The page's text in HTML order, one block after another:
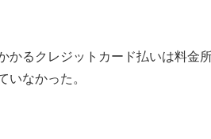
かるクレジットカード払いは料金
なかった。